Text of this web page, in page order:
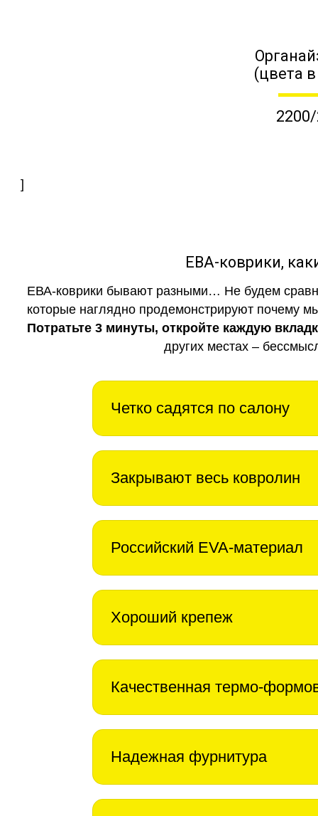
(цвета
]
ЕВА-коврики,
ЕВА-коврики бывают разными… Не будем
которые наглядно продемонстрируют почему
Потратьте 3 минуты, откройте каждую
других местах –
Четко садятся по салону
Закрывают весь ковролин
Российский EVA-материал
Хороший крепеж
Качественная термо-
Надежная фурнитура